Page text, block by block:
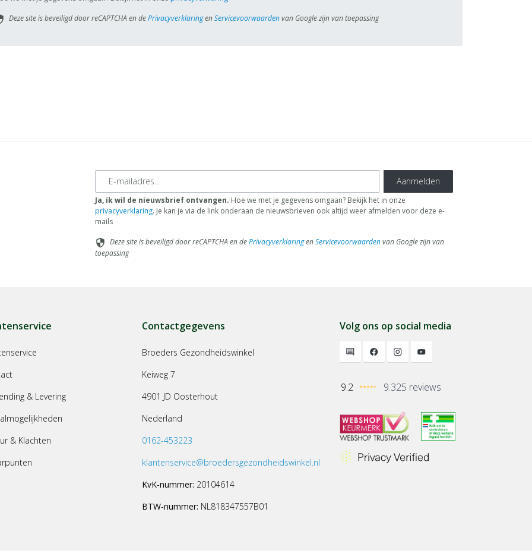
Deze site is beveiligd door reCAPTCHA en dePrivacyverklaringenServicevoorwaardenvan Google zijn van toepassing
E-mailadres Aanmelden
Ja, ik wil de nieuwsbrief ontvangen. Hoe we met je gegevens omgaan? Bekijk het in onze
privacyverklaring. Je kan je via de link onderaan de nieuwsbrieven ook altijd weer afmelden voor deze e-
mails
security Deze site is beveiligd door reCAPTCHA en dePrivacyverklaringenServicevoorwaardenvan Google zijn van
toepassing
& Levering
& Klachten
Contactgegevens
Broeders Gezondheidswinkel
Keiweg 7
4901 JD Oosterhout
Nederland
0162-453223
klantenservice@broedersgezondheidswinkel.nl
KvK-nummer: 20104614
BTW-nummer: NL818347557B01
Volg ons op social media
9.2 9.325 reviews